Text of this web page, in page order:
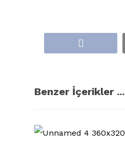
Benzer İçerikler ...